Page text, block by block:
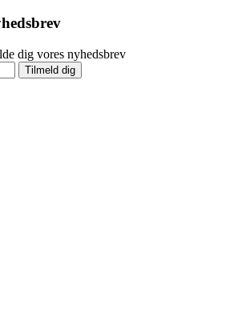
dig vores nyhedsbrev
Tilmeld dig